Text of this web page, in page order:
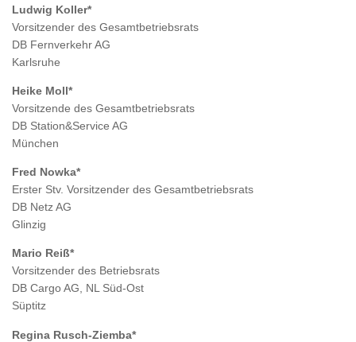
Ludwig Koller*
Vorsitzender des Gesamtbetriebsrats
DB Fernverkehr AG
Karlsruhe
Heike Moll*
Vorsitzende des Gesamtbetriebsrats
DB Station&Service AG
München
Fred Nowka*
Erster Stv. Vorsitzender des Gesamtbetriebsrats
DB Netz AG
Glinzig
Mario Reiß*
Vorsitzender des Betriebsrats
DB Cargo AG, NL Süd-Ost
Süptitz
Regina Rusch-Ziemba*